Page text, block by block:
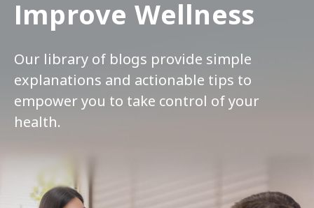
Improve Wellness
Our library of blogs provide simple
explanations and actionable tips to
empower you to take control of your
health.